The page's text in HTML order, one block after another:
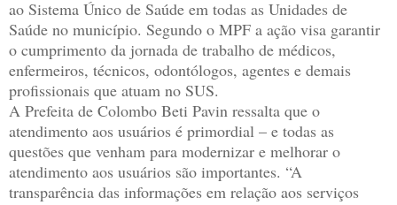
ao Sistema Único de Saúde em todas as Unidades de
Saúde no município. Segundo o MPF a ação visa garantir
o cumprimento da jornada de trabalho de médicos,
enfermeiros, técnicos, odontólogos, agentes e demais
profissionais que atuam no SUS.
A Prefeita de Colombo Beti Pavin ressalta que o
atendimento aos usuários é primordial – e todas as
questões que venham para modernizar e melhorar o
atendimento aos usuários são importantes. “A
transparência das informações em relação aos serviços